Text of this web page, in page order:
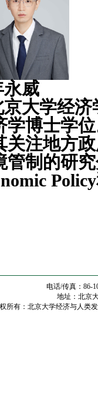
永威
京大学经济
学博士学
关注地方
管制的研
电话/传真：86-
地址：北京
所有：北京大学经济与人类